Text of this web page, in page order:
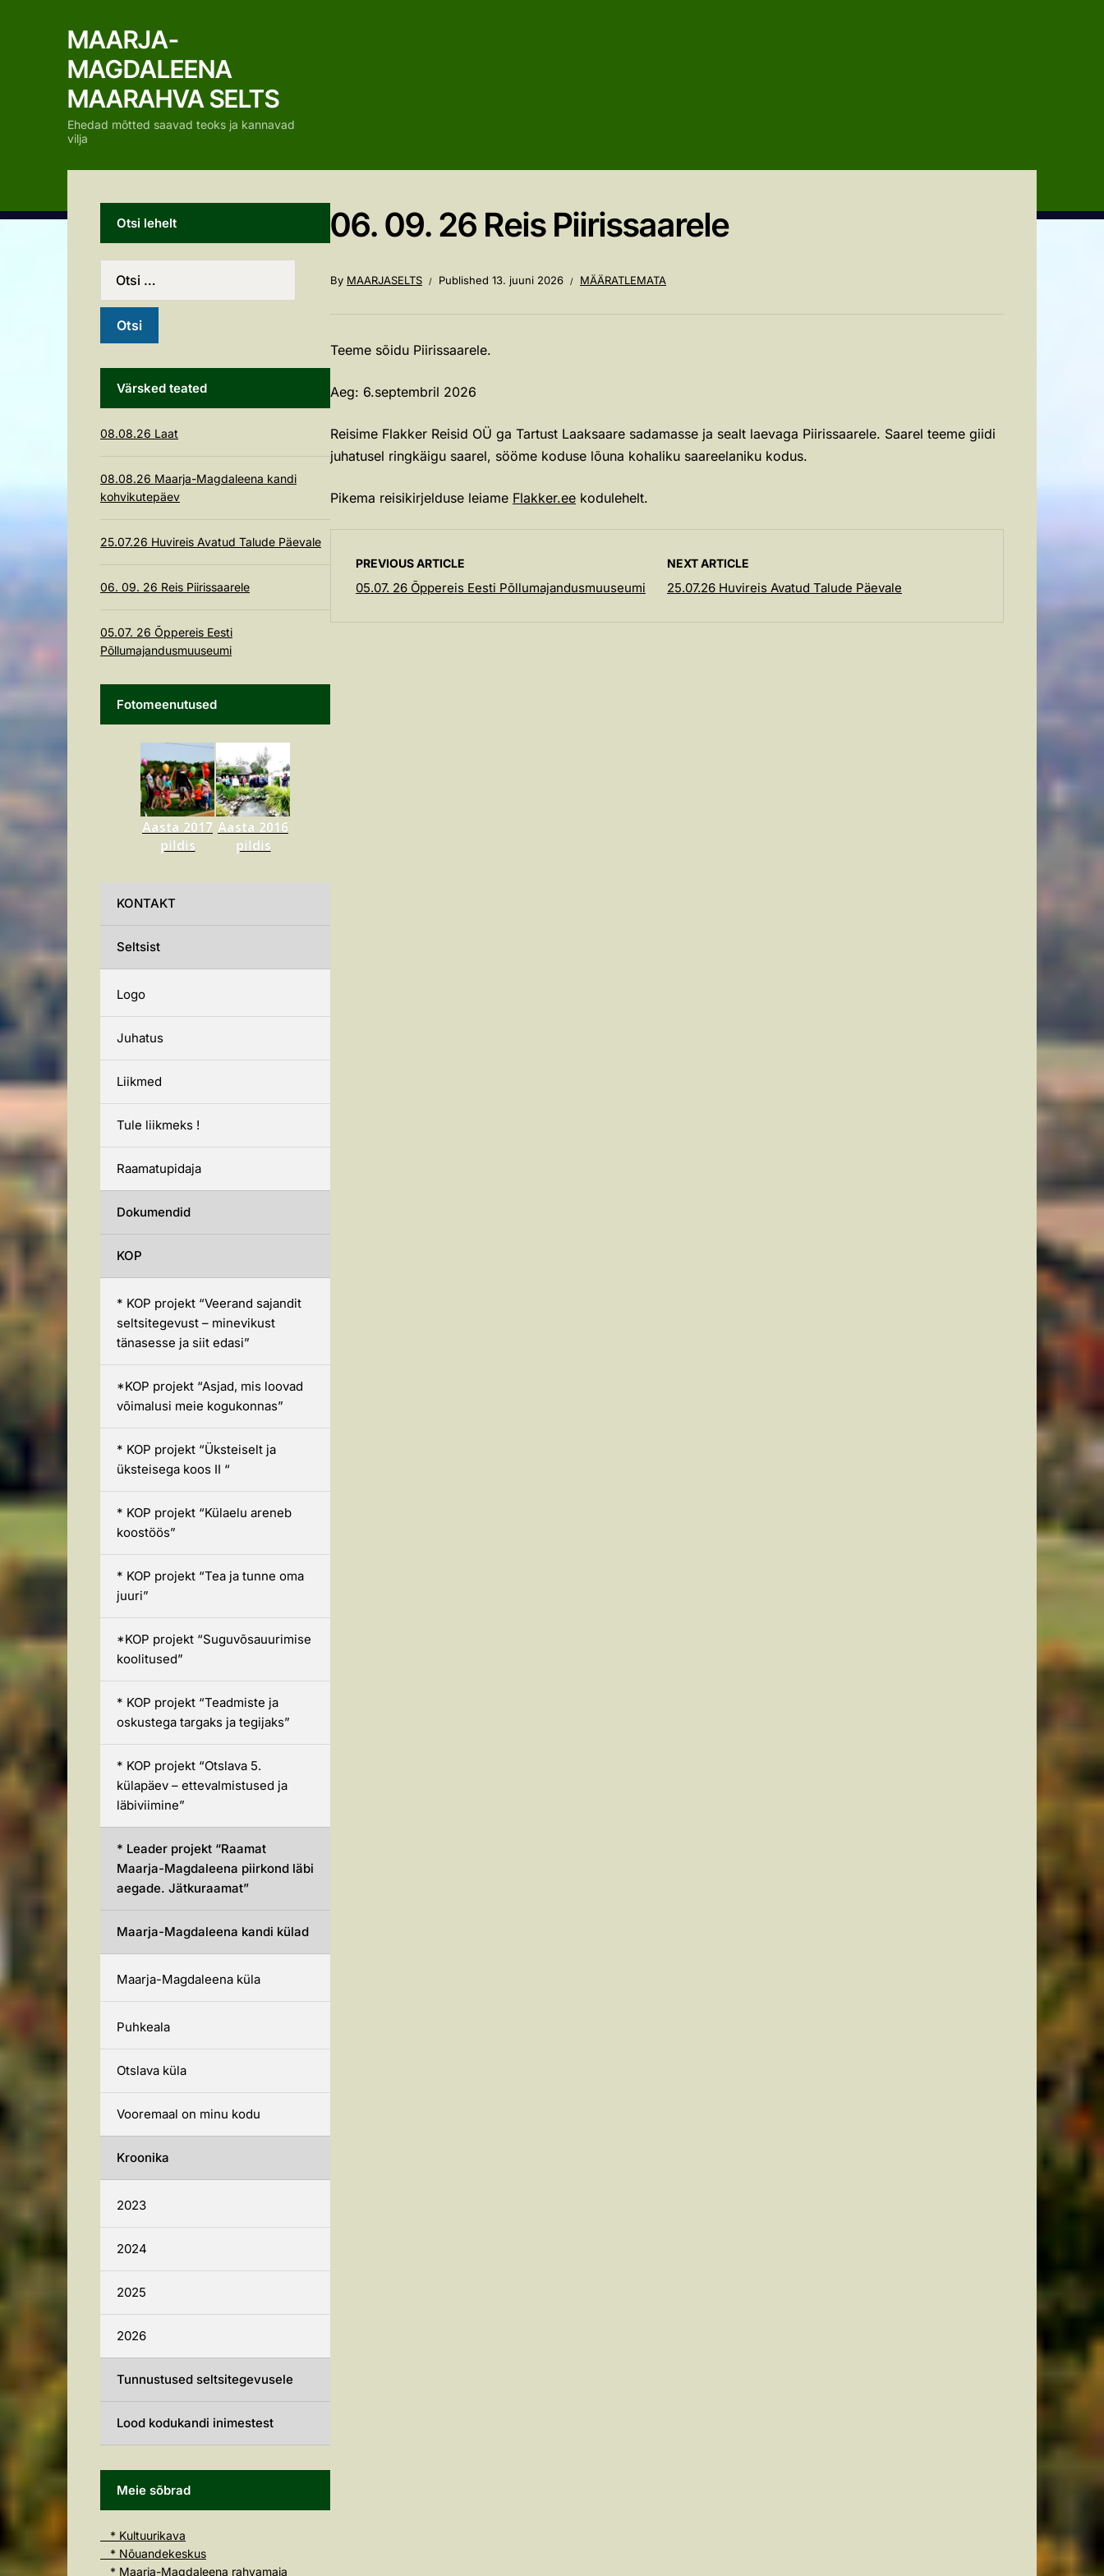
MAARJA-
MAGDALEENA
MAARAHVA SELTS
Ehedad mõtted saavad teoks ja kannavad
vilja
06. 09. 26 Reis Piirissaarele
By MAARJASELTS Published 13. juuni 2026 MÄÄRATLEMATA
Teeme sõidu Piirissaarele.
Aeg: 6.septembril 2026
Reisime Flakker Reisid OÜ ga Tartust Laaksaare sadamasse ja sealt laevaga Piirissaarele. Saarel teeme giidi
juhatusel ringkäigu saarel, sööme koduse lõuna kohaliku saareelaniku kodus.
Pikema reisikirjelduse leiame Flakker.ee kodulehelt.
PREVIOUS ARTICLE
05.07. 26 Õppereis Eesti Põllumajandusmuuseumi
NEXT ARTICLE
25.07.26 Huvireis Avatud Talude Päevale
Otsi lehelt
Värsked teated
08.08.26 Laat
08.08.26 Maarja-Magdaleena kandi
kohvikutepäev
25.07.26 Huvireis Avatud Talude Päevale
06. 09. 26 Reis Piirissaarele
05.07. 26 Õppereis Eesti
Põllumajandusmuuseumi
Fotomeenutused
Aasta 2017
pildis
Aasta 2016
pildis
KONTAKT
Seltsist
Logo
Juhatus
Liikmed
Tule liikmeks !
Raamatupidaja
Dokumendid
KOP
* KOP projekt “Veerand sajandit
seltsitegevust – minevikust
tänasesse ja siit edasi”
*KOP projekt “Asjad, mis loovad
võimalusi meie kogukonnas”
* KOP projekt “Üksteiselt ja
üksteisega koos II “
* KOP projekt “Külaelu areneb
koostöös”
* KOP projekt “Tea ja tunne oma
juuri”
*KOP projekt “Suguvõsauurimise
koolitused”
* KOP projekt “Teadmiste ja
oskustega targaks ja tegijaks”
* KOP projekt “Otslava 5.
külapäev – ettevalmistused ja
läbiviimine”
* Leader projekt “Raamat
Maarja-Magdaleena piirkond läbi
aegade. Jätkuraamat”
Maarja-Magdaleena kandi külad
Maarja-Magdaleena küla
Puhkeala
Otslava küla
Vooremaal on minu kodu
Kroonika
2023
2024
2025
2026
Tunnustused seltsitegevusele
Lood kodukandi inimestest
Meie sõbrad
* Kultuurikava
* Nõuandekeskus
* Maarja-Magdaleena rahvamaja